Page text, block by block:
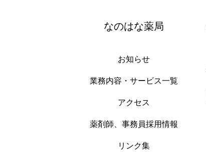
なのはな薬局
お知らせ
業務内容・サービス一覧
アクセス
薬剤師、事務員採用情報
リンク集